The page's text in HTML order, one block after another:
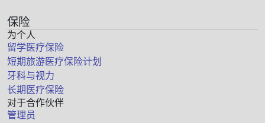
保险
为个人
留学医疗保险
短期旅游医疗保险计划
牙科与视力
长期医疗保险
对于合作伙伴
管理员